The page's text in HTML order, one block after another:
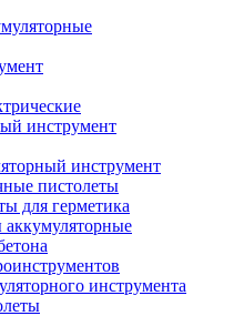
инструмент
инструмент
пистолеты
для герметика
инструмента